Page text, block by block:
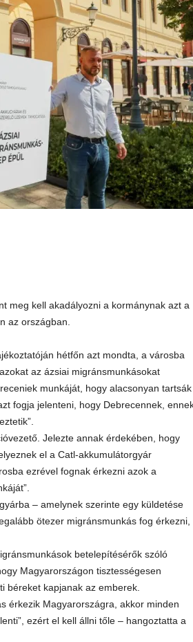
meg kell akadályozni a kormánynak azt a
az országban.
hétfőn azt mondta, a városba
az ázsiai migránsmunkásokat
munkáját, hogy alacsonyan tartsák
fogja jelenteni, hogy Debrecennek,
Jelezte annak érdekében, hogy
el a Catl-akkumulátorgyár
ezrével fognak érkezni azok a
– amelynek szerinte egy küldetése
ötezer migránsmunkás fog érkezni,
betelepítésérők szóló
Magyarországon tisztességesen
béreket kapjanak az emberek.
érkezik Magyarországra, akkor minden
ezért el kell állni tőle – hangoztatta a